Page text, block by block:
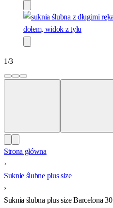
1/3
Strona główna
›
Suknie ślubne plus size
›
Suknia ślubna plus size Barcelona 30